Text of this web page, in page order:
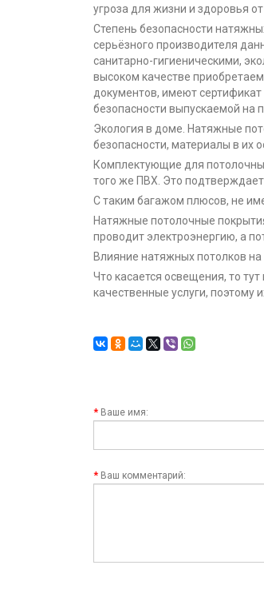
угроза для жизни и здоровья
Степень безопасности
серьёзного производителя
санитарно-гигиеническими,
высоком качестве
документов, имеют
безопасности выпускаемой на
Экология в доме. Натяжные
безопасности, материалы в их
Комплектующие для
того же ПВХ. Это подтверждает
С таким багажом плюсов, не
Натяжные потолочные
проводит электроэнергию, а
Влияние натяжных потолков
Что касается освещения, то
качественные услуги,
Ваше имя:
Ваш комментарий: